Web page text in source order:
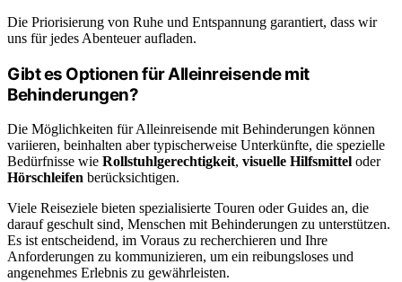
Die Priorisierung von Ruhe und Entspannung garantiert, dass wir
uns für jedes Abenteuer aufladen.
Gibt es Optionen für Alleinreisende mit
Behinderungen?
Die Möglichkeiten für Alleinreisende mit Behinderungen können
variieren, beinhalten aber typischerweise Unterkünfte, die spezielle
Bedürfnisse wie Rollstuhlgerechtigkeit, visuelle Hilfsmittel oder
Hörschleifen berücksichtigen.
Viele Reiseziele bieten spezialisierte Touren oder Guides an, die
darauf geschult sind, Menschen mit Behinderungen zu unterstützen.
Es ist entscheidend, im Voraus zu recherchieren und Ihre
Anforderungen zu kommunizieren, um ein reibungsloses und
angenehmes Erlebnis zu gewährleisten.